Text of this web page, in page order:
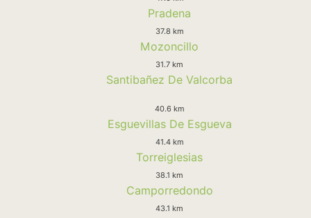
Pradena
37.8 km
Mozoncillo
31.7 km
Santibañez De Valcorba
40.6 km
Esguevillas De Esgueva
41.4 km
Torreiglesias
38.1 km
Camporredondo
43.1 km